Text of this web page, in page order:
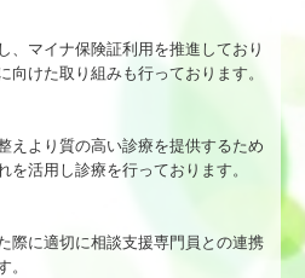
マイナ保険証利用を推進しており
向けた取り組みも行っております。
えより質の高い診療を提供するため
を活用し診療を行っております。
際に適切に相談支援専門員との連携
。